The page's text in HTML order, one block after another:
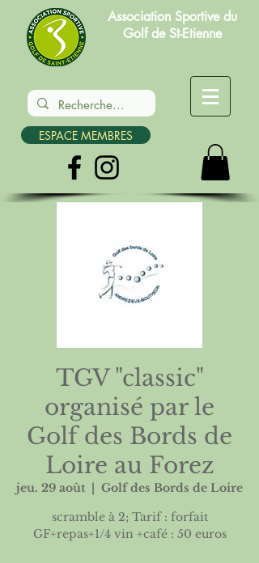
Association Sportive du
Golf de St-Etienne
ESPACE MEMBRES
TGV "classic"
organisé par le
Golf des Bords de
Loire au Forez
jeu. 29 août
Golf des Bords de Loire
scramble à 2; Tarif : forfait
GF+repas+1/4 vin +café : 50 euros